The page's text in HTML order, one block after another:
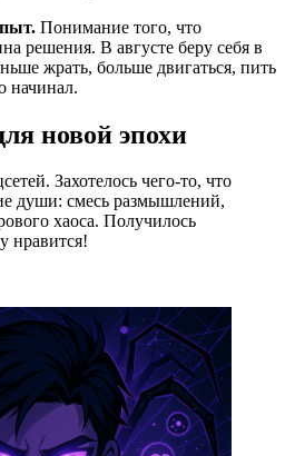
Понимание того, что
решения. В августе беру себя в
жрать, больше двигаться, пить
начинал.
новой эпохи
Захотелось чего-то, что
души: смесь размышлений,
хаоса. Получилось
нравится!